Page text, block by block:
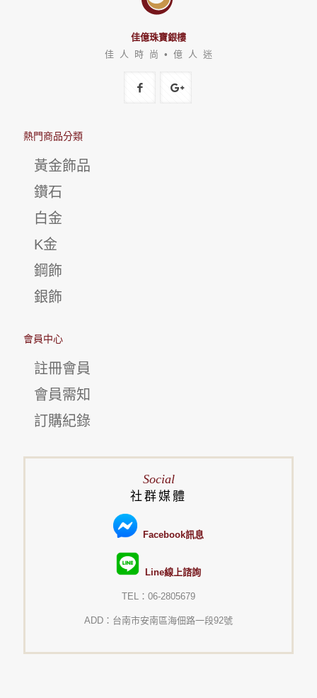
佳億珠寶銀樓
佳 人 時 尚 • 億 人 迷
熱門商品分類
黃金飾品
鑽石
白金
K金
鋼飾
銀飾
會員中心
註冊會員
會員需知
訂購紀錄
Social
社群媒體
Facebook訊息
Line線上諮詢
TEL：06-2805679
ADD：台南市安南區海佃路一段92號